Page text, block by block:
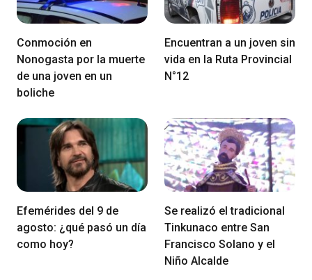
Conmoción en
Nonogasta por la muerte
de una joven en un
boliche
Encuentran a un joven sin
vida en la Ruta Provincial
N°12
Efemérides del 9 de
agosto: ¿qué pasó un día
como hoy?
Se realizó el tradicional
Tinkunaco entre San
Francisco Solano y el
Niño Alcalde